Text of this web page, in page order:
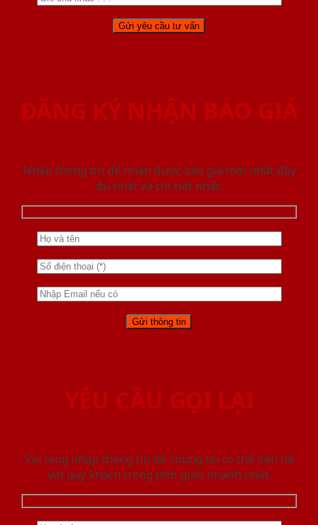
ĐĂNG KÝ NHẬN BÁO GIÁ
Nhập thông tin để nhận được báo giá mới nhât đầy
đủ nhất và chi tiết nhất.
YÊU CẦU GỌI LẠI
Vui lòng nhập thông tin để chúng tôi có thể liên hệ
với quý khách trong thời gian nhanh nhất.